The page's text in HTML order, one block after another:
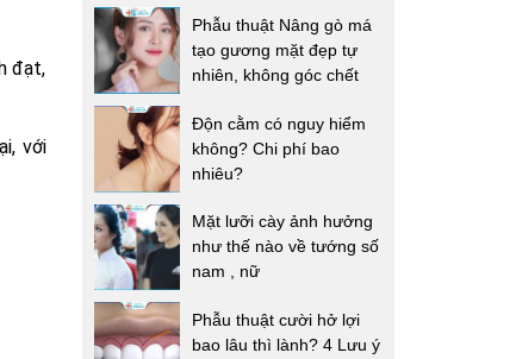
đạt,
với
Phẫu thuật Nâng gò má
tạo gương mặt đẹp tự
nhiên, không góc chết
Độn cằm có nguy hiểm
không? Chi phí bao
nhiêu?
Mặt lưỡi cày ảnh hưởng
như thế nào về tướng số
nam , nữ
Phẫu thuật cười hở lợi
bao lâu thì lành? 4 Lưu ý